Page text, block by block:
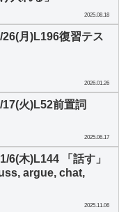
2025.08.18
月)L196復習テス
2026.01.26
火)L52前置詞
2025.06.17
6(木)L144 「話す」
argue, chat,
2025.11.06